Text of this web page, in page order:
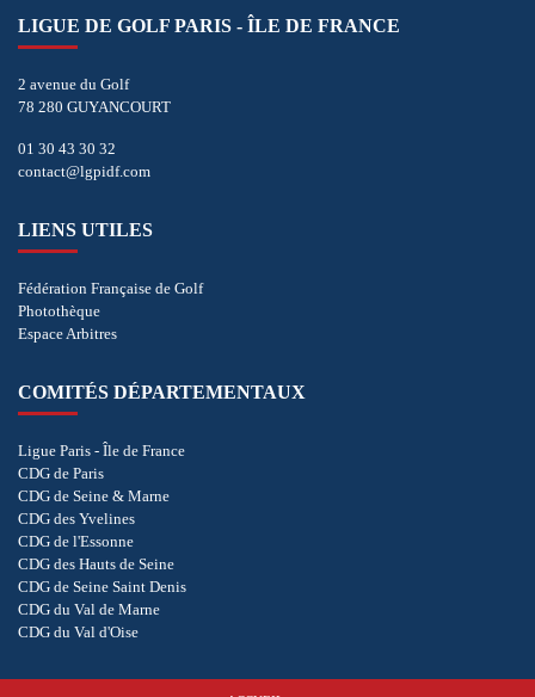
LIGUE DE GOLF PARIS - ÎLE DE FRANCE
2 avenue du Golf
78 280 GUYANCOURT
01 30 43 30 32
contact@lgpidf.com
LIENS UTILES
Fédération Française de Golf
Photothèque
Espace Arbitres
COMITÉS DÉPARTEMENTAUX
Ligue Paris - Île de France
CDG de Paris
CDG de Seine & Marne
CDG des Yvelines
CDG de l'Essonne
CDG des Hauts de Seine
CDG de Seine Saint Denis
CDG du Val de Marne
CDG du Val d'Oise